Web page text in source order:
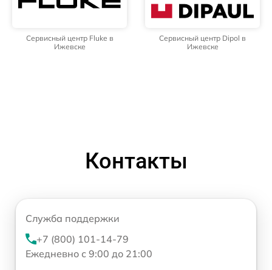
Сервисный центр Fluke в
Ижевске
Сервисный центр Dipol в
Ижевске
Контакты
Служба поддержки
+7 (800) 101-14-79
Ежедневно с 9:00 до 21:00